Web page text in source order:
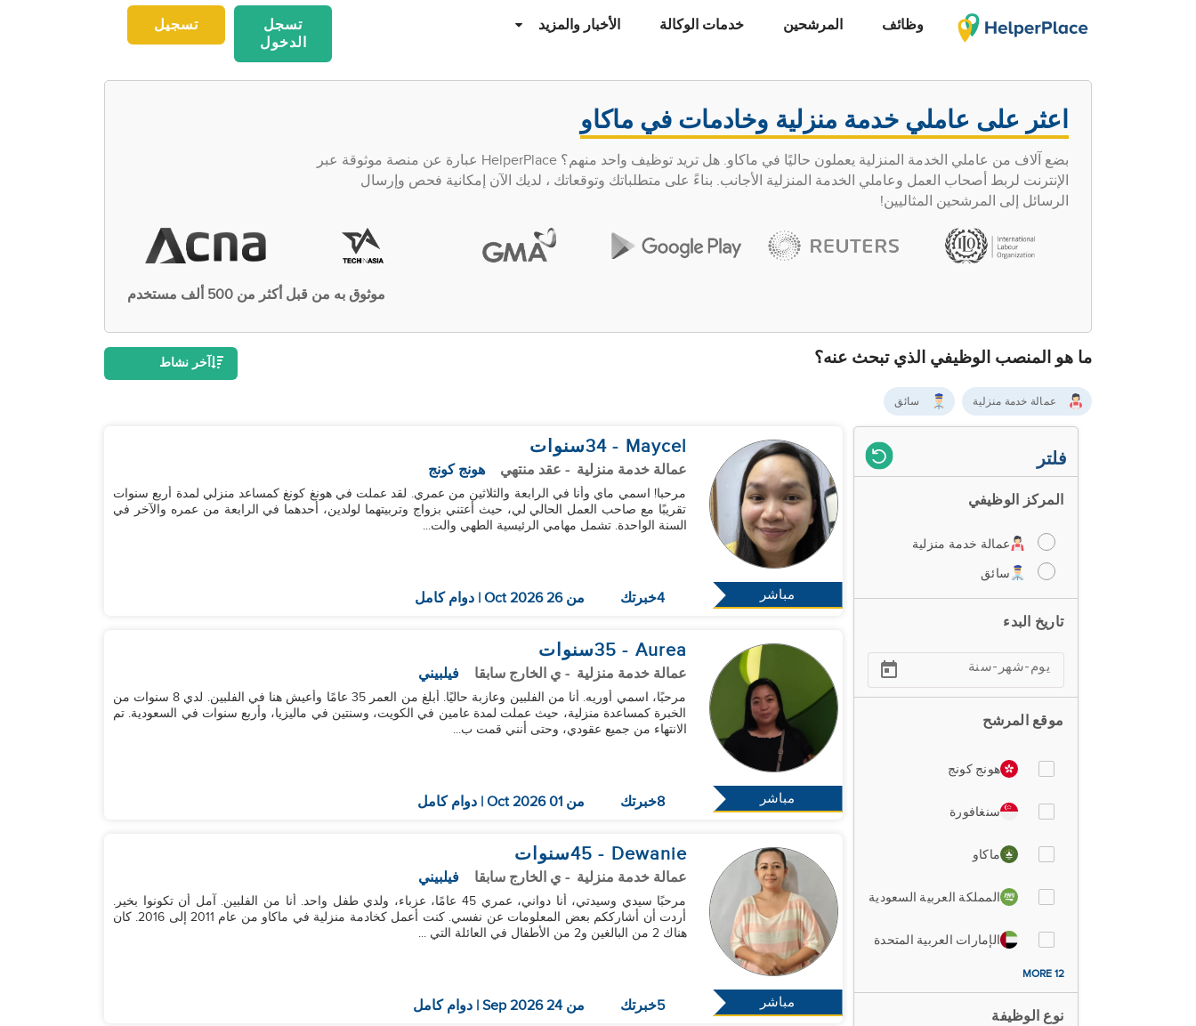
وظائف المرشحين خدمات الوكالة الأخبار والمزيد تسجيل
تسجل
الدخول
اعثر على عاملي خدمة منزلية وخادمات في ماكاو
بضع آلاف من عاملي الخدمة المنزلية يعملون حاليًا في ماكاو. هل تريد توظيف واحد منهم؟ HelperPlace عبارة عن منصة موثوقة عبر
الإنترنت لربط أصحاب العمل وعاملي الخدمة المنزلية الأجانب. بناءً على متطلباتك وتوقعاتك ، لديك الآن إمكانية فحص وإرسال
الرسائل إلى المرشحين المثاليين!
موثوق به من قبل أكثر من 500 ألف مستخدم
ما هو المنصب الوظيفي الذي تبحث عنه؟ آخر نشاط
عمالة خدمة منزلية سائق
فلتر
المركز الوظيفي
عمالة خدمة منزلية
سائق
تاريخ البدء
موقع المرشح
هونج كونج
سنغافورة
ماكاو
المملكة العربية السعودية
الإمارات العربية المتحدة
12 MORE
نوع الوظيفة
مباشر
Maycel
- 34 سنوات
عمالة خدمة منزلية - عقد منتهي هونج كونج
مرحبا! اسمي ماي وأنا في الرابعة والثلاثين من عمري. لقد عملت في هونغ كونغ كمساعد منزلي لمدة أربع سنوات
تقريبًا مع صاحب العمل الحالي لي، حيث أعتني بزواج وتربيتهما لولدين، أحدهما في الرابعة من عمره والآخر في
السنة الواحدة. تشمل مهامي الرئيسية الطهي والت...
4خبرتك من 26 Oct 2026 | دوام كامل
مباشر
Aurea
- 35 سنوات
عمالة خدمة منزلية - ي الخارج سابقا فيلبيني
مرحبًا، اسمي أوريه. أنا من الفلبين وعازبة حاليًا. أبلغ من العمر 35 عامًا وأعيش هنا في الفلبين. لدي 8 سنوات من
الخبرة كمساعدة منزلية، حيث عملت لمدة عامين في الكويت، وسنتين في ماليزيا، وأربع سنوات في السعودية. تم
الانتهاء من جميع عقودي، وحتى أنني قمت ب...
8خبرتك من 01 Oct 2026 | دوام كامل
مباشر
Dewanie
- 45 سنوات
عمالة خدمة منزلية - ي الخارج سابقا فيلبيني
مرحبًا سيدي وسيدتي، أنا دواني، عمري 45 عامًا، عزباء، ولدي طفل واحد. أنا من الفلبين. آمل أن تكونوا بخير.
أردت أن أشارككم بعض المعلومات عن نفسي. كنت أعمل كخادمة منزلية في ماكاو من عام 2011 إلى 2016. كان
هناك 2 من البالغين و2 من الأطفال في العائلة التي ...
5خبرتك من 24 Sep 2026 | دوام كامل